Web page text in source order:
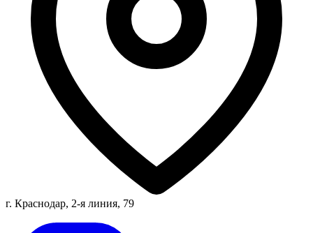
г. Краснодар, 2-я линия, 79